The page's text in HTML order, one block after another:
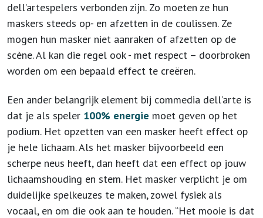
dell’artespelers verbonden zijn. Zo moeten ze hun
maskers steeds op- en afzetten in de coulissen. Ze
mogen hun masker niet aanraken of afzetten op de
scène. Al kan die regel ook - met respect – doorbroken
worden om een bepaald effect te creëren.
Een ander belangrijk element bij commedia dell’arte is
dat je als speler 100% energie moet geven op het
podium. Het opzetten van een masker heeft effect op
je hele lichaam. Als het masker bijvoorbeeld een
scherpe neus heeft, dan heeft dat een effect op jouw
lichaamshouding en stem. Het masker verplicht je om
duidelijke spelkeuzes te maken, zowel fysiek als
vocaal, en om die ook aan te houden. “Het mooie is dat